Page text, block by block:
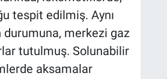
tespit edilmiş. Aynı
durumuna, merkezi gaz
tutulmuş. Solunabilir
aksamalar